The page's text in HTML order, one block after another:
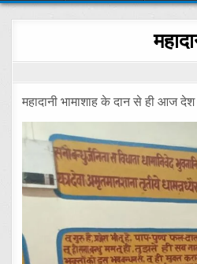
महादानी भामाशाह के दान से ही आज